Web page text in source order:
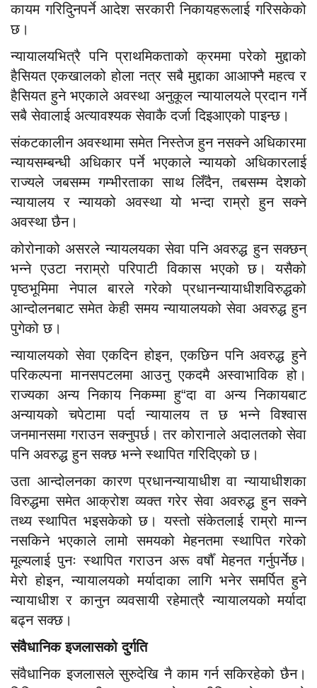
कायम गरिदिुनपर्ने आदेश सरकारी निकायहरूलाई गरिसकेको
छ।
न्यायालयभित्रै पनि प्राथमिकताको क्रममा परेको मुद्दाको
हैसियत एकखालको होला नत्र सबै मुद्दाका आआफ्नै महत्व र
हैसियत हुने भएकाले अवस्था अनुकूल न्यायालयले प्रदान गर्ने
सबै सेवालाई अत्यावश्यक सेवाकै दर्जा दिइआएको पाइन्छ।
संकटकालीन अवस्थामा समेत निस्तेज हुन नसक्ने अधिकारमा
न्यायसम्बन्धी अधिकार पर्ने भएकाले न्यायको अधिकारलाई
राज्यले जबसम्म गम्भीरताका साथ लिँदैन, तबसम्म देशको
न्यायालय र न्यायको अवस्था यो भन्दा राम्रो हुन सक्ने
अवस्था छैन।
कोरोनाको असरले न्यायलयका सेवा पनि अवरुद्ध हुन सक्छन्
भन्ने एउटा नराम्रो परिपाटी विकास भएको छ। यसैको
पृष्ठभूमिमा नेपाल बारले गरेको प्रधानन्यायाधीशविरुद्धको
आन्दोलनबाट समेत केही समय न्यायालयको सेवा अवरुद्ध हुन
पुगेको छ।
न्यायालयको सेवा एकदिन होइन, एकछिन पनि अवरुद्ध हुने
परिकल्पना मानसपटलमा आउनु एकदमै अस्वाभाविक हो।
राज्यका अन्य निकाय निकम्मा हु“दा वा अन्य निकायबाट
अन्यायको चपेटामा पर्दा न्यायालय त छ भन्ने विश्वास
जनमानसमा गराउन सक्नुपर्छ। तर कोरानाले अदालतको सेवा
पनि अवरुद्ध हुन सक्छ भन्ने स्थापित गरिदिएको छ।
उता आन्दोलनका कारण प्रधानन्यायाधीश वा न्यायाधीशका
विरुद्धमा समेत आक्रोश व्यक्त गरेर सेवा अवरुद्ध हुन सक्ने
तथ्य स्थापित भइसकेको छ। यस्तो संकेतलाई राम्रो मान्न
नसकिने भएकाले लामो समयको मेहनतमा स्थापित गरेको
मूल्यलाई पुनः स्थापित गराउन अरू वर्षौँ मेहनत गर्नुपर्नेछ।
मेरो होइन, न्यायालयको मर्यादाका लागि भनेर समर्पित हुने
न्यायाधीश र कानुन व्यवसायी रहेमात्रै न्यायालयको मर्यादा
बढ्न सक्छ।
संवैधानिक इजलासको दुर्गति
संवैधानिक इजलासले सुरुदेखि नै काम गर्न सकिरहेको छैन।